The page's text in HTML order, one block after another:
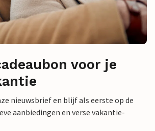
voor je
nieuwsbrief en blijf als eerste op de
aanbiedingen en verse vakantie-